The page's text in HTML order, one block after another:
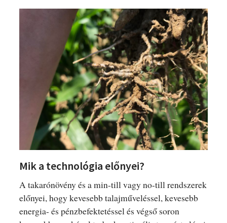
Mik a technológia előnyei?
A takarónövény és a min-till vagy no-till rendszerek
előnyei, hogy kevesebb talajműveléssel, kevesebb
energia- és pénzbefektetéssel és végső soron